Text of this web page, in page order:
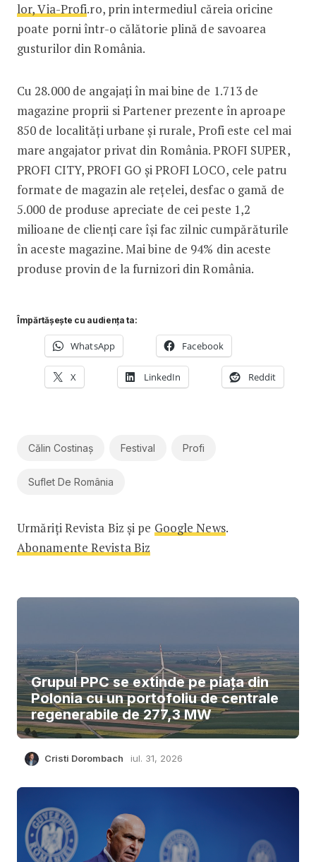
lor, Via-Profi.ro, prin intermediul căreia oricine
poate porni într-o călătorie plină de savoarea
gusturilor din România.
Cu 28.000 de angajați în mai bine de 1.713 de
magazine proprii si Partener prezente în aproape
850 de localități urbane și rurale, Profi este cel mai
mare angajator privat din România. PROFI SUPER,
PROFI CITY, PROFI GO și PROFI LOCO, cele patru
formate de magazin ale rețelei, desfac o gamă de
5.000 de produse apreciate de cei peste 1,2
milioane de clienți care își fac zilnic cumpărăturile
în aceste magazine. Mai bine de 94% din aceste
produse provin de la furnizori din România.
Împărtășește cu audiența ta:
WhatsApp Facebook
X LinkedIn Reddit
Călin Costinaș Festival Profi
Suflet De România
Urmăriți Revista Biz și pe Google News.
Abonamente Revista Biz
Grupul PPC se extinde pe piața din
Polonia cu un portofoliu de centrale
regenerabile de 277,3 MW
Cristi Dorombach iul. 31, 2026